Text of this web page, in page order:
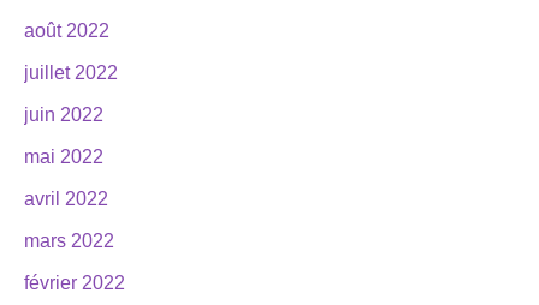
août 2022
juillet 2022
juin 2022
mai 2022
avril 2022
mars 2022
février 2022